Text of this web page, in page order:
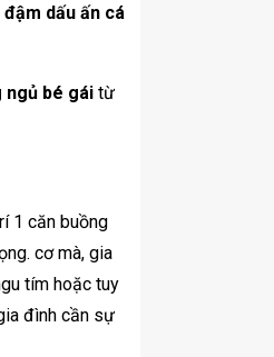
dấu ấn cá
bé gái từ
1 căn buồng
cơ mà, gia
tím hoặc tuy
đình cần sự